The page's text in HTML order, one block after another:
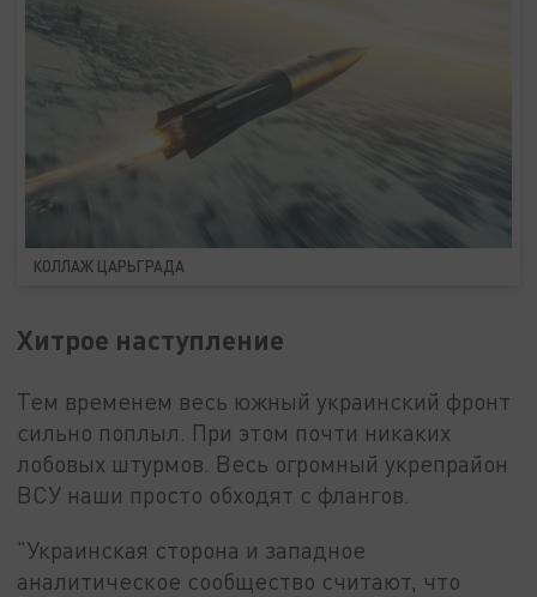
КОЛЛАЖ ЦАРЬГРАДА
Хитрое наступление
Тем временем весь южный украинский фронт
сильно поплыл. При этом почти никаких
лобовых штурмов. Весь огромный укрепрайон
ВСУ наши просто обходят с флангов.
"Украинская сторона и западное
аналитическое сообщество считают, что